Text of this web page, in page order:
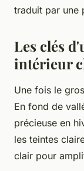
traduit par une
Les clés
intérieur
Une fois le
En fond de
précieuse en
les teintes
clair pour